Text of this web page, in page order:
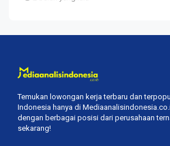
Temukan lowongan kerja terbaru dan
Indonesia hanya di
dengan berbagai posisi dari perusahaan
sekarang!